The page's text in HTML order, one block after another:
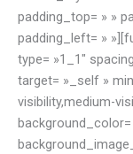
padding_top= » »
padding_left= »
type= »1_1″
target= »_self »
visibility,medium-